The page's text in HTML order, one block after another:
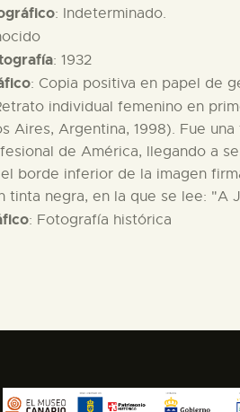
: Indeterminado.
: 1932
: Copia positiva en papel de
individual femenino en
Aires, Argentina, 1998). Fue
de América, llegando a
borde inferior de la imagen
tinta negra, en la que se lee: "A
: Fotografía histórica